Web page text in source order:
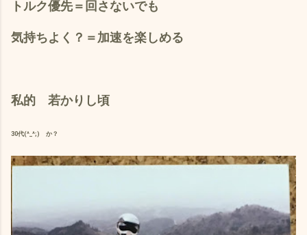
トルク優先＝回さないでも
気持ちよく？＝加速を楽しめる
私的 若かりし頃
30代(^_^;) か？